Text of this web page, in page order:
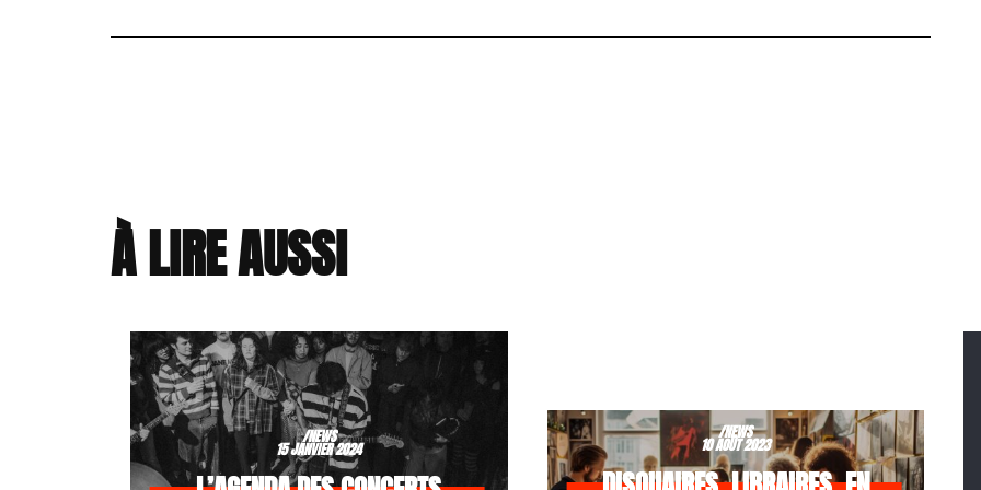
À LIRE AUSSI
/NEWS
15 JANVIER 2024
/NEWS
10 AOÛT 2023